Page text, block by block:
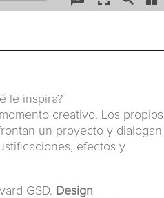
le inspira?
creativo. Los propios
un proyecto y dialogan
efectos y
GSD. Design